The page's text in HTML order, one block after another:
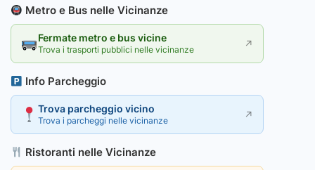
Metro e Bus nelle Vicinanze
Fermate metro e bus vicine
Trova i trasporti pubblici nelle vicinanze ↗
Info Parcheggio
Trova parcheggio vicino
Trova i parcheggi nelle vicinanze ↗
Ristoranti nelle Vicinanze